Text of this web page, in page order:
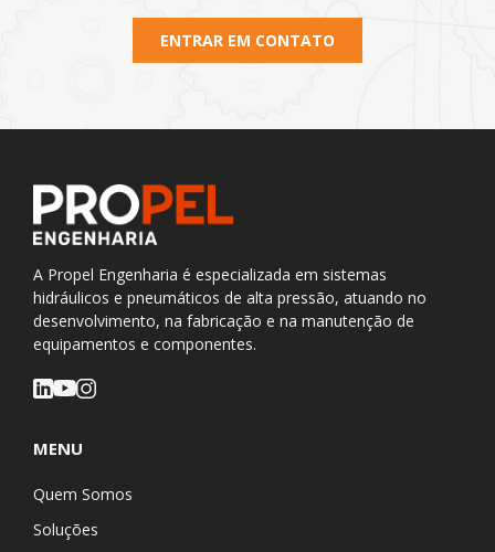
ENTRAR EM CONTATO
A Propel Engenharia é especializada em sistemas
hidráulicos e pneumáticos de alta pressão, atuando no
desenvolvimento, na fabricação e na manutenção de
equipamentos e componentes.
MENU
Quem Somos
Soluções